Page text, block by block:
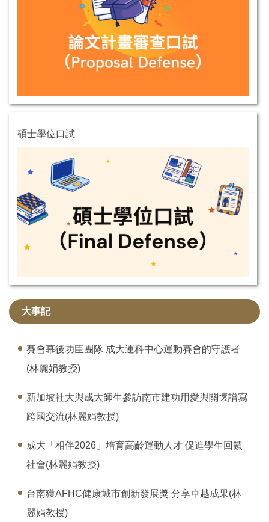
碩士學位口試
大事記
賽會幕後功臣團隊 成大運科中心運動賽會的守護者
(林麗娟教授)
新加坡社大與成大師生參訪南市建功用愛與關懷譜寫
跨國交流(林麗娟教授)
成大「相伴2026」培育高齡運動人才 促進學生回饋
社會(林麗娟教授)
台南獲AFHC健康城市創新發展獎 分享卓越成果(林
麗娟教授)